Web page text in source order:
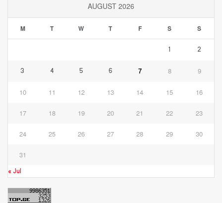
AUGUST 2026
M T W T F S S
1 2
3 4 5 6 7 8 9
10 11 12 13 14 15 16
17 18 19 20 21 22 23
24 25 26 27 28 29 30
31
« Jul